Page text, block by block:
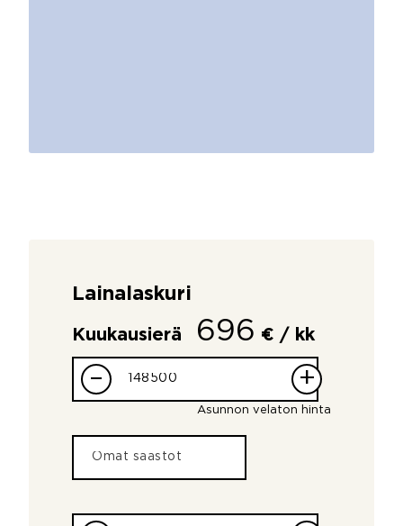
Lainalaskuri
Kuukausierä 696 € / kk
– +
Asunnon velaton hinta